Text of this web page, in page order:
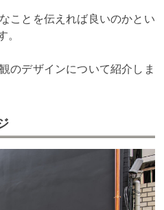
ことを伝えれば良いのかとい
のデザインについて紹介しま